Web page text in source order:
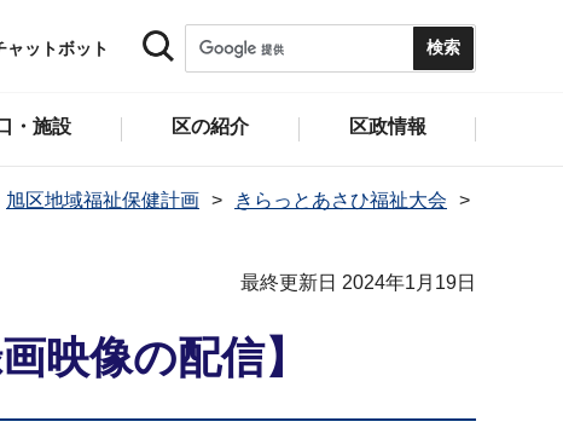
ャットボット
・施設 区の紹介 区政情報
旭区地域福祉保健計画
きらっとあさひ福祉大会
最終更新日 2024年1月19日
映像の配信】